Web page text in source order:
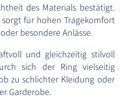
des Materials bestätigt.
für hohen Tragekomfort
besondere Anlässe.
und gleichzeitig stilvoll
sich der Ring vielseitig
zu schlichter Kleidung oder
Garderobe.